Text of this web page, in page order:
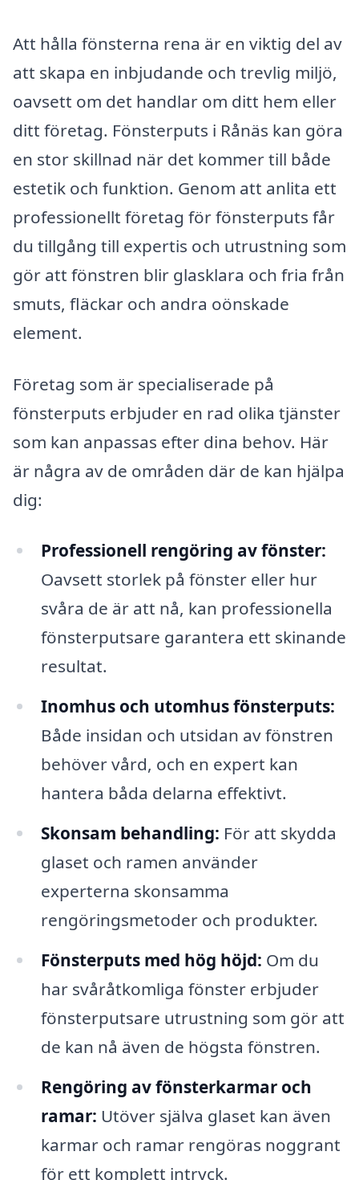
Att hålla fönsterna rena är en viktig del av
att skapa en inbjudande och trevlig miljö,
oavsett om det handlar om ditt hem eller
ditt företag. Fönsterputs i Rånäs kan göra
en stor skillnad när det kommer till både
estetik och funktion. Genom att anlita ett
professionellt företag för fönsterputs får
du tillgång till expertis och utrustning som
gör att fönstren blir glasklara och fria från
smuts, fläckar och andra oönskade
element.
Företag som är specialiserade på
fönsterputs erbjuder en rad olika tjänster
som kan anpassas efter dina behov. Här
är några av de områden där de kan hjälpa
dig:
Professionell rengöring av fönster:
Oavsett storlek på fönster eller hur
svåra de är att nå, kan professionella
fönsterputsare garantera ett skinande
resultat.
Inomhus och utomhus fönsterputs:
Både insidan och utsidan av fönstren
behöver vård, och en expert kan
hantera båda delarna effektivt.
Skonsam behandling: För att skydda
glaset och ramen använder
experterna skonsamma
rengöringsmetoder och produkter.
Fönsterputs med hög höjd: Om du
har svåråtkomliga fönster erbjuder
fönsterputsare utrustning som gör att
de kan nå även de högsta fönstren.
Rengöring av fönsterkarmar och
ramar: Utöver själva glaset kan även
karmar och ramar rengöras noggrant
för ett komplett intryck.